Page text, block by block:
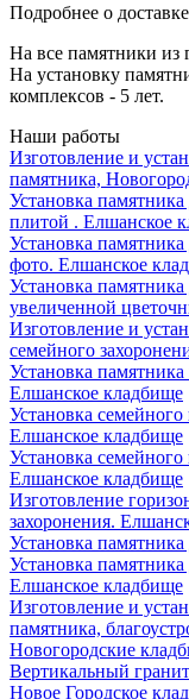
Подробнее о
На все памятники из
На установку
комплексов - 5 лет.
Наши работы
Изготовление и
памятника,
Установка
плитой . Елшанское
Установка
фото. Елшанское
Установка
увеличенной
Изготовление и
семейного
Установка памятника
Елшанское кладбище
Установка
Елшанское кладбище
Установка
Елшанское кладбище
Изготовление
захоронения.
Установка
Установка
Елшанское кладбище
Изготовление и
памятника,
Новогородские
Вертикальный
Новое Городское